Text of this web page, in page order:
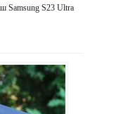
Samsung S23 Ultra